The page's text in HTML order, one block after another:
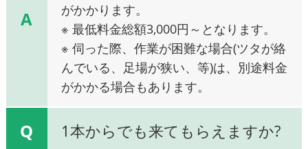
A
がかかります。
※ 最低料金総額3,000円～となります。
※ 伺った際、作業が困難な場合(ツタが絡
んでいる、足場が狭い、等)は、別途料金
がかかる場合もあります。
Q 1本からでも来てもらえますか?